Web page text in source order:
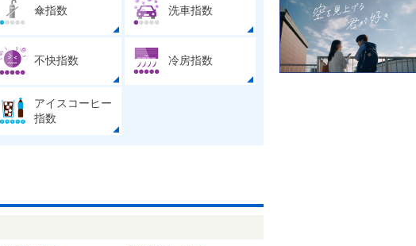
傘指数 洗車指数
不快指数 冷房指数
アイスコーヒー
指数